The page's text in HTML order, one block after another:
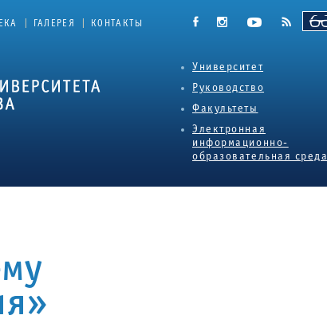
| ГАЛЕРЕЯ | КОНТАКТЫ
Университет
Руководство
Факультеты
Электронная
информационно-
образовательная среда